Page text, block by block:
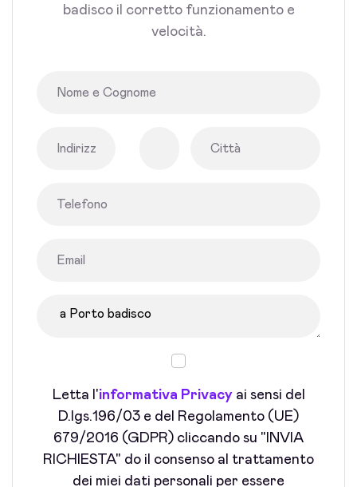
badisco il corretto funzionamento e
velocità.
Letta l'informativa Privacyai sensi del
D.lgs.196/03 e del Regolamento (UE)
679/2016 (GDPR) cliccando su "INVIA
RICHIESTA" do il consenso al trattamento
dei miei dati personali per essere